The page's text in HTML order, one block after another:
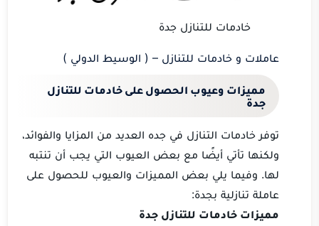
خادمات للتنازل جدة
عاملات و خادمات للتنازل – ( الوسيط الدولي )
مميزات وعيوب الحصول على خادمات للتنازل
جدة
توفر خادمات التنازل في جده العديد من المزايا والفوائد،
ولكنها تأتي أيضًا مع بعض العيوب التي يجب أن تنتبه
لها. وفيما يلي بعض المميزات والعيوب للحصول على
عاملة تنازلية بجدة:
مميزات خادمات للتنازل جدة